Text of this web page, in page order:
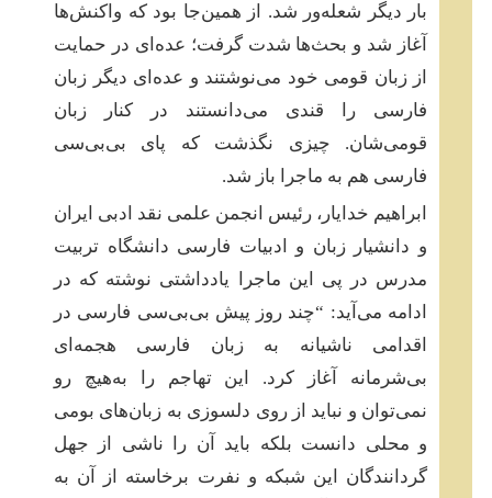
بار دیگر شعله‌ور شد. از همین‌جا بود که واکنش‌ها
آغاز شد و بحث‌ها شدت گرفت؛ عده‌ای در حمایت
از زبان قومی خود می‌نوشتند و عده‌ای دیگر زبان
فارسی را قندی می‌دانستند در کنار زبان
قومی‌شان. چیزی نگذشت که پای بی‌بی‌سی
فارسی هم به ماجرا باز شد.
ابراهیم خدایار، رئیس انجمن علمی نقد ادبی ایران
و دانشیار زبان و ادبیات فارسی دانشگاه تربیت
مدرس در پی این ماجرا یادداشتی نوشته که در
ادامه می‌آید: “چند روز پیش بی‌بی‌سی فارسی در
اقدامی ناشیانه به زبان فارسی هجمه‌ای
بی‌شرمانه آغاز کرد. این تهاجم را به‌هیچ رو
نمی‌توان و نباید از روی دلسوزی به زبان‌های بومی
و محلی دانست بلکه باید آن را ناشی از جهل
گردانندگان این شبکه و نفرت برخاسته از آن به